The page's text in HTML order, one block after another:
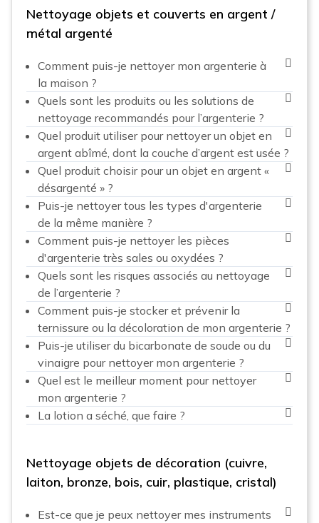
Nettoyage objets et couverts en argent /
métal argenté
Comment puis-je nettoyer mon argenterie à
la maison ?
Quels sont les produits ou les solutions de
nettoyage recommandés pour l’argenterie ?
Quel produit utiliser pour nettoyer un objet en
argent abîmé, dont la couche d’argent est usée ?
Quel produit choisir pour un objet en argent «
désargenté » ?
Puis-je nettoyer tous les types d'argenterie
de la même manière ?
Comment puis-je nettoyer les pièces
d'argenterie très sales ou oxydées ?
Quels sont les risques associés au nettoyage
de l’argenterie ?
Comment puis-je stocker et prévenir la
ternissure ou la décoloration de mon argenterie ?
Puis-je utiliser du bicarbonate de soude ou du
vinaigre pour nettoyer mon argenterie ?
Quel est le meilleur moment pour nettoyer
mon argenterie ?
La lotion a séché, que faire ?
Nettoyage objets de décoration (cuivre,
laiton, bronze, bois, cuir, plastique, cristal)
Est-ce que je peux nettoyer mes instruments